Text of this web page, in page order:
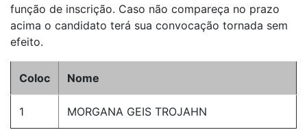
função de inscrição. Caso não compareça no prazo
acima o candidato terá sua convocação tornada sem
efeito.
Coloc Nome
1 MORGANA GEIS TROJAHN